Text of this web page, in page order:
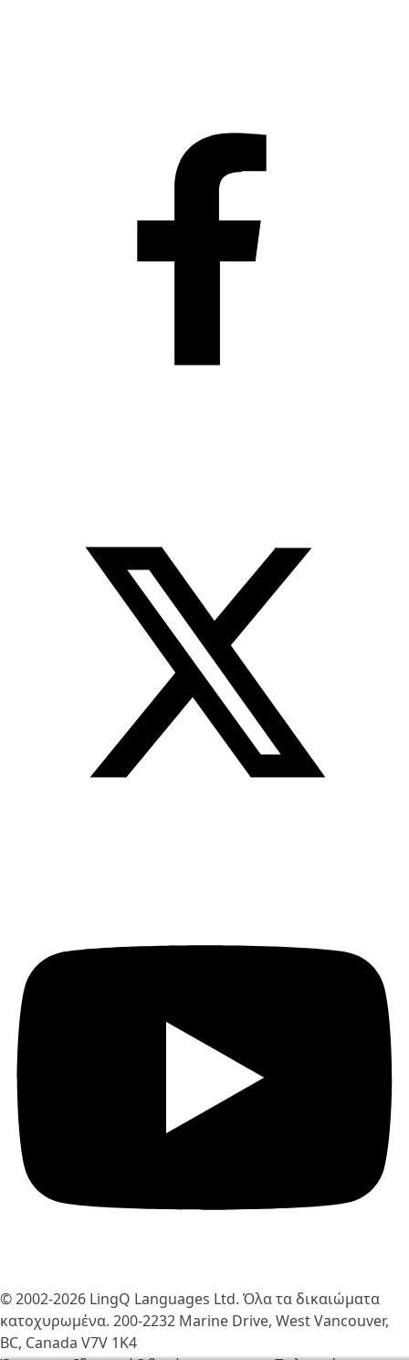
© 2002-2026 LingQ Languages Ltd. Όλα τα δικαιώματα
κατοχυρωμένα. 200-2232 Marine Drive, West Vancouver,
BC, Canada V7V 1K4